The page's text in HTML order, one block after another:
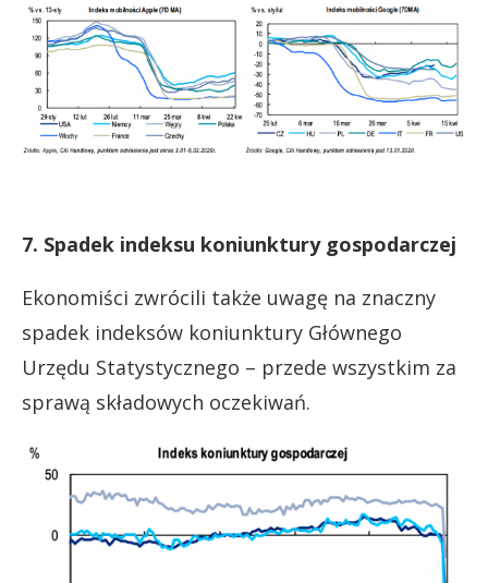
7. Spadek indeksu koniunktury gospodarczej
Ekonomiści zwrócili także uwagę na znaczny
spadek indeksów koniunktury Głównego
Urzędu Statystycznego – przede wszystkim za
sprawą składowych oczekiwań.